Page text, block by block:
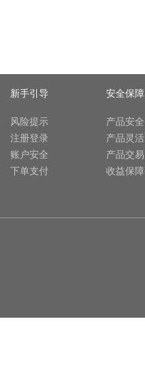
新手引导
风险提示
注册登录
账户安全
下单支付
安全保障
产品安全
产品灵活
产品交易
收益保障